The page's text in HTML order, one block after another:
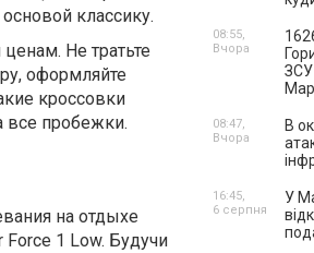
классику.
Не тратьте
оформляйте
кроссовки
все пробежки.
на отдыхе
1 Low. Будучи
ЗСУ
08:55,
Вчора
В
08:47,
Вчора
У
16:45,
6 серпня